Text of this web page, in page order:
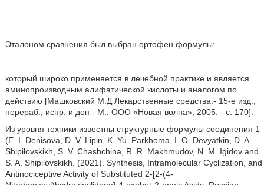
Эталоном сравнения был выбран ортофен формулы:
который широко применяется в лечебной практике и является
аминопроизводным алифатической кислоты и аналогом по
действию [Машковский М.Д Лекарственные средства.- 15-е изд.,
перераб., испр. и доп - М.: ООО «Новая волна», 2005. - с. 170].
Из уровня техники известны структурные формулы соединения 1
(Е. I. Denisova, D. V. Lipin, K. Yu. Parkhoma, I. О. Devyatkin, D. A.
Shipilovskikh, S. V. Chashchina, R. R. Makhmudov, N. M. Igidov and
S. A. Shipilovskikh. (2021). Synthesis, Intramolecular Cyclization, and
Antinociceptive Activity of Substituted 2-[2-(4-